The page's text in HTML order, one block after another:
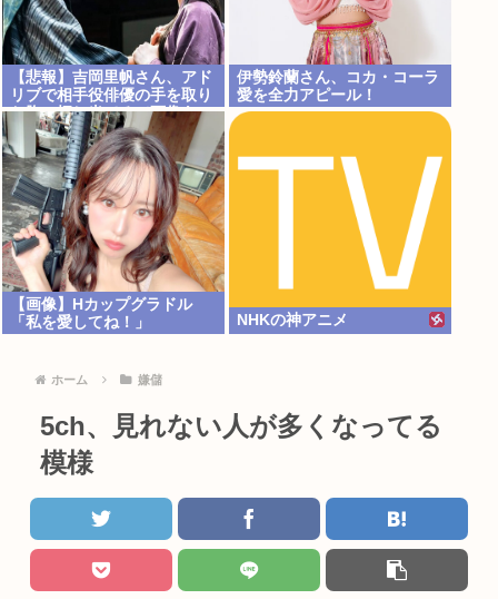
【悲報】吉岡里帆さん、アド
リブで相手役俳優の手を取り
お胸に押し当てる（画像あ
り）
伊勢鈴蘭さん、コカ・コーラ
愛を全力アピール！
【画像】Hカップグラドル
「私を愛してね！」
NHKの神アニメ
ホーム 嫌儲
5ch、見れない人が多くなってる
模様